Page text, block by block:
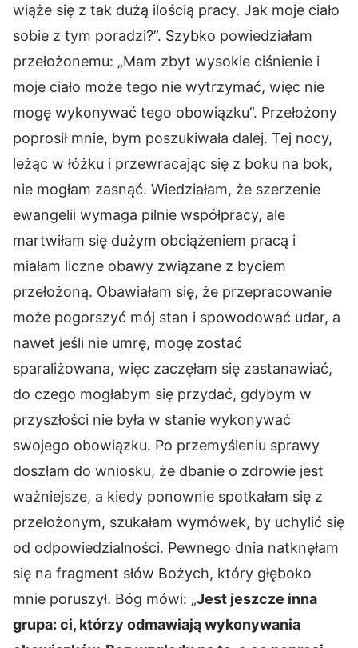
wiąże się z tak dużą ilością pracy. Jak moje ciało
sobie z tym poradzi?”. Szybko powiedziałam
przełożonemu: „Mam zbyt wysokie ciśnienie i
moje ciało może tego nie wytrzymać, więc nie
mogę wykonywać tego obowiązku”. Przełożony
poprosił mnie, bym poszukiwała dalej. Tej nocy,
leżąc w łóżku i przewracając się z boku na bok,
nie mogłam zasnąć. Wiedziałam, że szerzenie
ewangelii wymaga pilnie współpracy, ale
martwiłam się dużym obciążeniem pracą i
miałam liczne obawy związane z byciem
przełożoną. Obawiałam się, że przepracowanie
może pogorszyć mój stan i spowodować udar, a
nawet jeśli nie umrę, mogę zostać
sparaliżowana, więc zaczęłam się zastanawiać,
do czego mogłabym się przydać, gdybym w
przyszłości nie była w stanie wykonywać
swojego obowiązku. Po przemyśleniu sprawy
doszłam do wniosku, że dbanie o zdrowie jest
ważniejsze, a kiedy ponownie spotkałam się z
przełożonym, szukałam wymówek, by uchylić się
od odpowiedzialności. Pewnego dnia natknęłam
się na fragment słów Bożych, który głęboko
mnie poruszył. Bóg mówi: „Jest jeszcze inna
grupa: ci, którzy odmawiają wykonywania